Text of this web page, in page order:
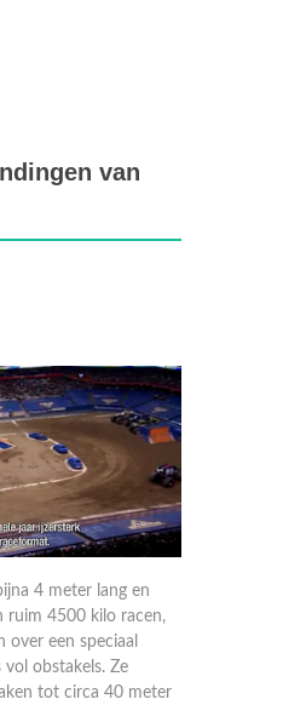
van
bijna 4 meter lang en
ruim 4500 kilo racen,
over een speciaal
vol obstakels. Ze